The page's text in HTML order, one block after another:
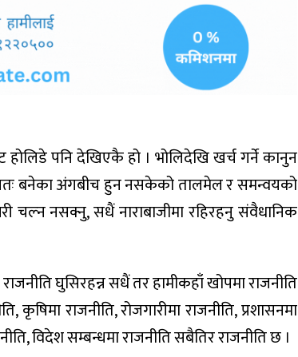
पनि देखिएकै हो । भोलिदेखि खर्च गर्ने कानुन
बनेका अंगबीच हुन नसकेको तालमेल र समन्वयको
चल्न नसक्नु, सधैं नाराबाजीमा रहिरहनु संवैधानिक
घुसिरहन्न सधैं तर हामीकहाँ खोपमा राजनीति
राजनीति, रोजगारीमा राजनीति, प्रशासनमा
विदेश सम्बन्धमा राजनीति सबैतिर राजनीति छ ।